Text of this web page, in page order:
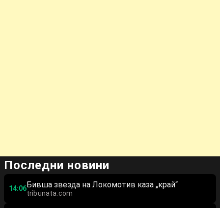
Последни новини
14:06Бивша звезда на Локомотив каза „край“
tribunata.com